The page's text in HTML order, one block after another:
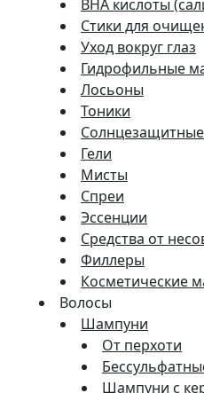
BHA кислоты
Стики для
Уход вокруг глаз
Гидрофильные
Лосьоны
Тоники
Солнцезащитные
Гели
Мисты
Спреи
Эссенции
Средства от
Филлеры
Косметические
Волосы
Шампуни
От перхоти
Шампуни с